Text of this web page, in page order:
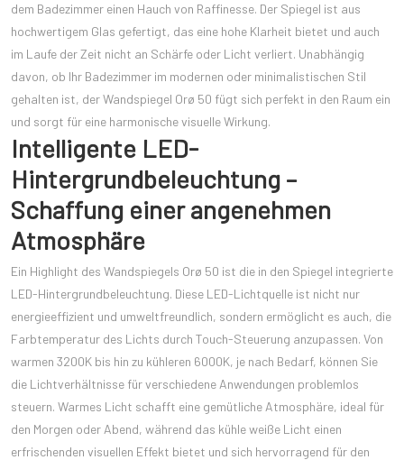
dem Badezimmer einen Hauch von Raffinesse. Der Spiegel ist aus
hochwertigem Glas gefertigt, das eine hohe Klarheit bietet und auch
im Laufe der Zeit nicht an Schärfe oder Licht verliert. Unabhängig
davon, ob Ihr Badezimmer im modernen oder minimalistischen Stil
gehalten ist, der Wandspiegel Orø 50 fügt sich perfekt in den Raum ein
und sorgt für eine harmonische visuelle Wirkung.
Intelligente LED-
Hintergrundbeleuchtung –
Schaffung einer angenehmen
Atmosphäre
Ein Highlight des Wandspiegels Orø 50 ist die in den Spiegel integrierte
LED-Hintergrundbeleuchtung. Diese LED-Lichtquelle ist nicht nur
energieeffizient und umweltfreundlich, sondern ermöglicht es auch, die
Farbtemperatur des Lichts durch Touch-Steuerung anzupassen. Von
warmen 3200K bis hin zu kühleren 6000K, je nach Bedarf, können Sie
die Lichtverhältnisse für verschiedene Anwendungen problemlos
steuern. Warmes Licht schafft eine gemütliche Atmosphäre, ideal für
den Morgen oder Abend, während das kühle weiße Licht einen
erfrischenden visuellen Effekt bietet und sich hervorragend für den